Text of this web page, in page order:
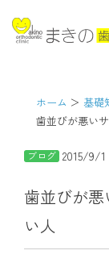
医院紹
矯正治
サイト内検索
ホーム
基礎
歯並びが悪い
ブログ 2015/9/1
歯並びが
い人